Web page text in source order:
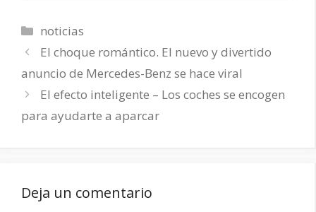
Categorías
noticias
El choque romántico. El nuevo y divertido
anuncio de Mercedes-Benz se hace viral
El efecto inteligente – Los coches se encogen
para ayudarte a aparcar
Deja un comentario